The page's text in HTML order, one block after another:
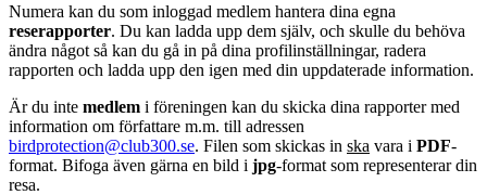
Numera kan du som inloggad medlem hantera dina egna
reserapporter. Du kan ladda upp dem själv, och skulle du behöva
ändra något så kan du gå in på dina profilinställningar, radera
rapporten och ladda upp den igen med din uppdaterade information.
Är du inte medlem i föreningen kan du skicka dina rapporter med
information om författare m.m. till adressen
birdprotection@club300.se. Filen som skickas in ska vara i PDF-
format. Bifoga även gärna en bild i jpg-format som representerar din
resa.